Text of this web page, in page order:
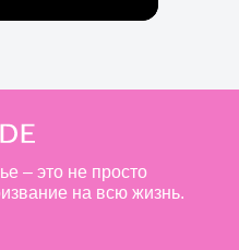
– это не просто
на всю жизнь.